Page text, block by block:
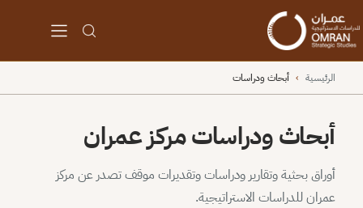
الرئيسية › أبحاث ودراسات
أبحاث ودراسات مركز عمران
أوراق بحثية وتقارير ودراسات وتقديرات موقف تصدر عن مركز
عمران للدراسات الاستراتيجية.